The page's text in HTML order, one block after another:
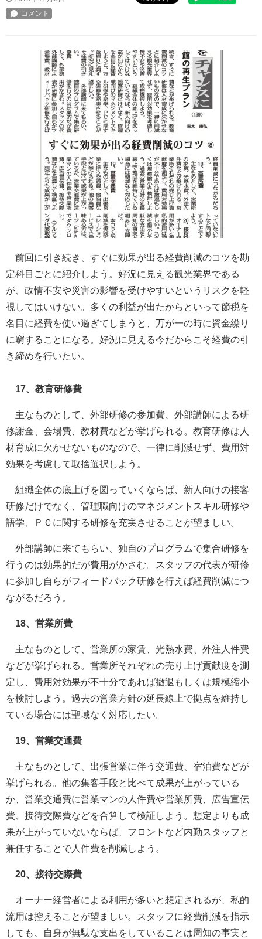
前回に引き続き、すぐに効果が出る経費削減のコツを勘
定科目ごとに紹介しよう。好況に見える観光業界である
が、政情不安や災害の影響を受けやすいというリスクを軽
視してはいけない。多くの利益が出たからといって節税を
名目に経費を使い過ぎてしまうと、万が一の時に資金繰り
に窮することになる。好況に見える今だからこそ経費の引
き締めを行いたい。
17、教育研修費
主なものとして、外部研修の参加費、外部講師による研
修謝金、会場費、教材費などが挙げられる。教育研修は人
材育成に欠かせないものなので、一律に削減せず、費用対
効果を考慮して取捨選択しよう。
組織全体の底上げを図っていくならば、新人向けの接客
研修だけでなく、管理職向けのマネジメントスキル研修や
語学、ＰＣに関する研修を充実させることが望ましい。
外部講師に来てもらい、独自のプログラムで集合研修を
行うのは効果的だが費用がかさむ。スタッフの代表が研修
に参加し自らがフィードバック研修を行えば経費削減につ
ながるだろう。
18、営業所費
主なものとして、営業所の家賃、光熱水費、外注人件費
などが挙げられる。営業所それぞれの売り上げ貢献度を測
定し、費用対効果が不十分であれば撤退もしくは規模縮小
を検討しよう。過去の営業方針の延長線上で拠点を維持し
ている場合には聖域なく対応したい。
19、営業交通費
主なものとして、出張営業に伴う交通費、宿泊費などが
挙げられる。他の集客手段と比べて成果が上がっている
か、営業交通費に営業マンの人件費や営業所費、広告宣伝
費、接待交際費などを合算して検証しよう。想定よりも成
果が上がっていないならば、フロントなど内勤スタッフと
兼任することで人件費を削減しよう。
20、接待交際費
オーナー経営者による利用が多いと想定されるが、私的
流用は控えることが望ましい。スタッフに経費削減を指示
しても、自身が無駄な支出をしていることは周知の事実と